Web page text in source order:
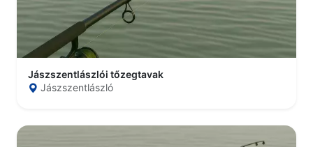
Jászszentlászlói tőzegtavak
Jászszentlászló